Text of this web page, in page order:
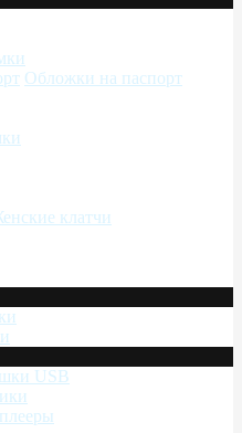
Обложки на паспорт
клатчи
USB